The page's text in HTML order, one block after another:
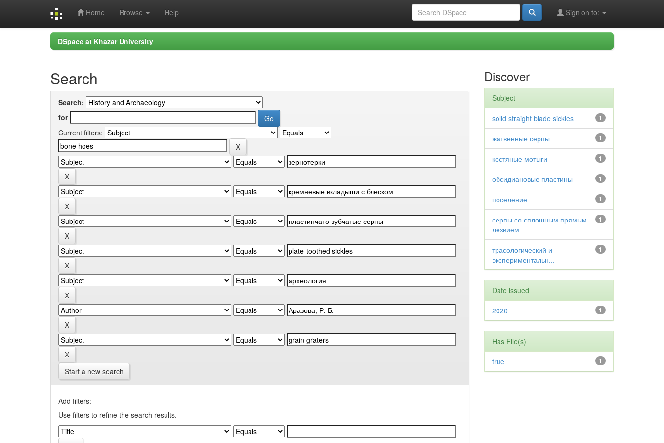
Home Browse Help Sign on to:
DSpace at Khazar University
Search
Search:
for
Current filters:
Start a new search
Add filters:
Use filters to refine the search results.
Discover
Subject
1
solid straight blade sickles
1
жатвенные серпы
1
костяные мотыги
1
обсидиановые пластины
1
поселение
1
серпы со сплошным прямым
лезвием
1
трасологический и
экспериментальн...
Date issued
1
2020
Has File(s)
1
true